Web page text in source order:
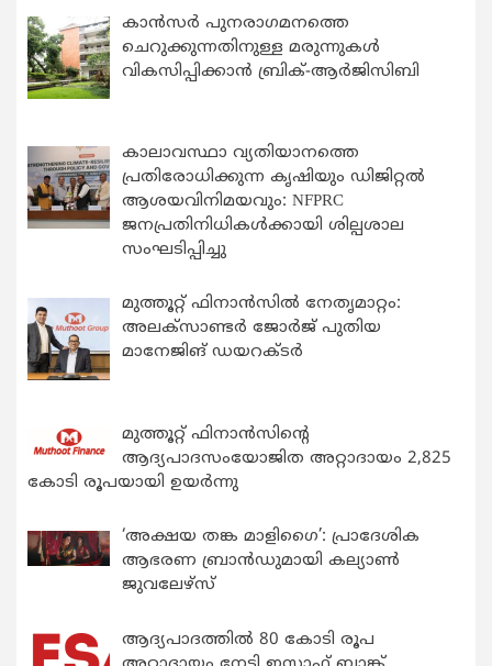
കാന്‍സര്‍ പുനരാഗമനത്തെ
ചെറുക്കുന്നതിനുള്ള മരുന്നുകള്‍
വികസിപ്പിക്കാന്‍ ബ്രിക്-ആര്‍ജിസിബി
കാലാവസ്ഥാ വ്യതിയാനത്തെ
പ്രതിരോധിക്കുന്ന കൃഷിയും ഡിജിറ്റൽ
ആശയവിനിമയവും: NFPRC
ജനപ്രതിനിധികൾക്കായി ശില്പശാല
സംഘടിപ്പിച്ചു
മുത്തൂറ്റ് ഫിനാൻസിൽ നേതൃമാറ്റം:
അലക്സാണ്ടർ ജോർജ് പുതിയ
മാനേജിങ് ഡയറക്ടർ
മുത്തൂറ്റ് ഫിനാൻസിന്റെ
ആദ്യപാദസംയോജിത അറ്റാദായം 2,825
കോടി രൂപയായി ഉയർന്നു
‘അക്ഷയ തങ്ക മാളിഗൈ’: പ്രാദേശിക
ആഭരണ ബ്രാന്‍ഡുമായി കല്യാണ്‍
ജുവലേഴ്‌സ്
ആദ്യപാദത്തിൽ 80 കോടി രൂപ